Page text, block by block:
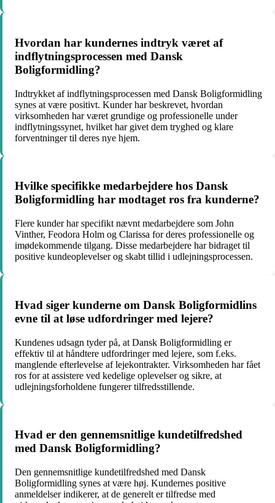
Hvordan har kundernes indtryk været af
indflytningsprocessen med Dansk
Boligformidling?
Indtrykket af indflytningsprocessen med Dansk Boligformidling
synes at være positivt. Kunder har beskrevet, hvordan
virksomheden har været grundige og professionelle under
indflytningssynet, hvilket har givet dem tryghed og klare
forventninger til deres nye hjem.
Hvilke specifikke medarbejdere hos Dansk
Boligformidling har modtaget ros fra kunderne?
Flere kunder har specifikt nævnt medarbejdere som John
Vinther, Feodora Holm og Clarissa for deres professionelle og
imødekommende tilgang. Disse medarbejdere har bidraget til
positive kundeoplevelser og skabt tillid i udlejningsprocessen.
Hvad siger kunderne om Dansk Boligformidlins
evne til at løse udfordringer med lejere?
Kundenes udsagn tyder på, at Dansk Boligformidling er
effektiv til at håndtere udfordringer med lejere, som f.eks.
manglende efterlevelse af lejekontrakter. Virksomheden har fået
ros for at assistere ved kedelige oplevelser og sikre, at
udlejningsforholdene fungerer tilfredsstillende.
Hvad er den gennemsnitlige kundetilfredshed
med Dansk Boligformidling?
Den gennemsnitlige kundetilfredshed med Dansk
Boligformidling synes at være høj. Kundernes positive
anmeldelser indikerer, at de generelt er tilfredse med